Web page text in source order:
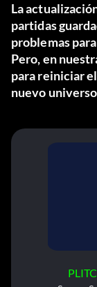
La
partidas
problemas
Pero, en
para reiniciar
nuevo